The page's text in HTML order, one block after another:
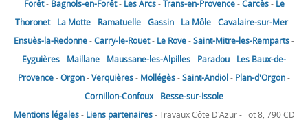
Forêt- Bagnols-en-Forêt- Les Arcs-Trans-en-Provence-Carcès- Le
Thoronet- La Motte- Ramatuelle-Gassin- La Môle-Cavalaire-sur-Mer-
Ensuès-la-Redonne-Carry-le-Rouet- Le Rove-Saint-Mitre-les-Remparts-
Eyguières- Maillane- Maussane-les-Alpilles- Paradou- Les Baux-de-
Provence-Orgon-Verquières- Mollégès-Saint-Andiol- Plan-d'Orgon-
Cornillon-Confoux- Besse-sur-Issole
Mentions légales- Liens partenaires- Travaux Côte D'Azur - ilot 8, 790 CD